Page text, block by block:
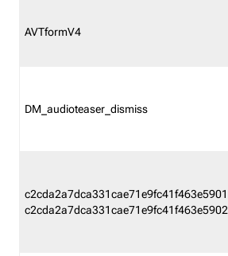
AVTformV4
DM_audioteaser_dismiss
c2cda2a7dca331cae71e9fc41f463e5901
c2cda2a7dca331cae71e9fc41f463e5902